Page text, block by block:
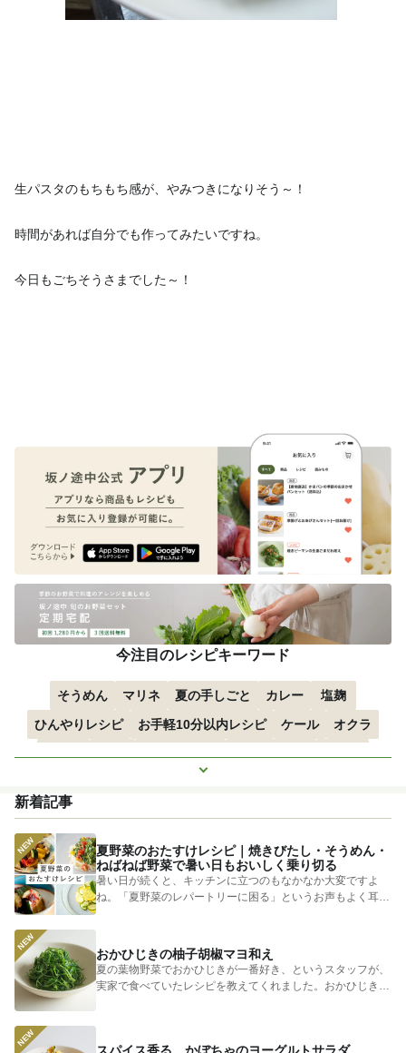
生パスタのもちもち感が、やみつきになりそう～！
時間があれば自分でも作ってみたいですね。
今日もごちそうさまでした～！
今注目のレシピキーワード
そうめん マリネ 夏の手しごと カレー
塩麹
ひんやりレシピ
お手軽10分以内レシピ ケール
オクラ
もっと見る
新着記事
夏野菜のおたすけレシピ｜焼きびたし・そうめん・
ねばねば野菜で暑い日もおいしく乗り切る
暑い日が続くと、キッチンに立つのもなかなか大変ですよ
ね。「夏野菜のレパートリーに困る」というお声もよく耳に
します。 そ...
おかひじきの柚子胡椒マヨ和え
夏の葉物野菜でおかひじきが一番好き、というスタッフが、
実家で食べていたレシピを教えてくれました。おかひじきの
スパイス香る、かぼちゃのヨーグルトサラダ